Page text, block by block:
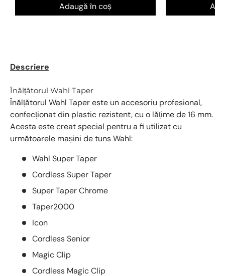
Adaugă în coș
Descriere
Înălțătorul Wahl Taper
Înălțătorul Wahl Taper este un accesoriu profesional,
confecționat din plastic rezistent, cu o lățime de 16 mm.
Acesta este creat special pentru a fi utilizat cu
următoarele mașini de tuns Wahl:
Wahl Super Taper
Cordless Super Taper
Super Taper Chrome
Taper2000
Icon
Cordless Senior
Magic Clip
Cordless Magic Clip